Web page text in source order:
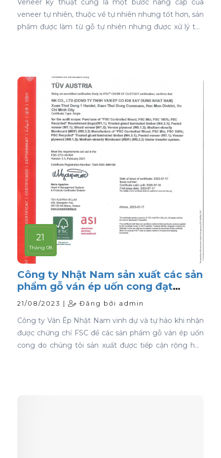
Veneer kỹ thuật cũng là một bước nâng cấp của
veneer tự nhiên, thuộc về tự nhiên nhưng tốt hơn, sản
phẩm được làm từ gỗ tự nhiên nhưng được xử lý tạo
21
Tháng 08
Công ty Nhật Nam sản xuất các sản
phẩm gỗ ván ép uốn cong đạt
chứng nhận FSC
21/08/2023 | Đăng bởi admin
Công ty Ván Ép Nhật Nam vinh dự và tự hào khi nhận
được chứng chỉ FSC để các sản phẩm gỗ ván ép uốn
cong do chúng tôi sản xuất được tiếp cận rộng hơn